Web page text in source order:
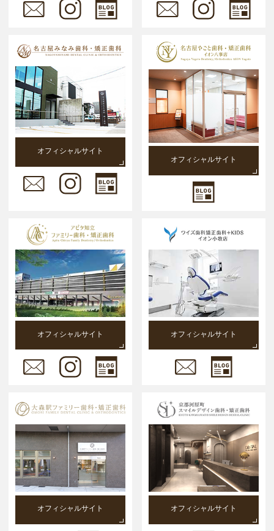
オフィシャルサイト
オフィシャルサイト
オフィシャルサイト オフィシャルサイト
オフィシャルサイト オフィシャルサイト